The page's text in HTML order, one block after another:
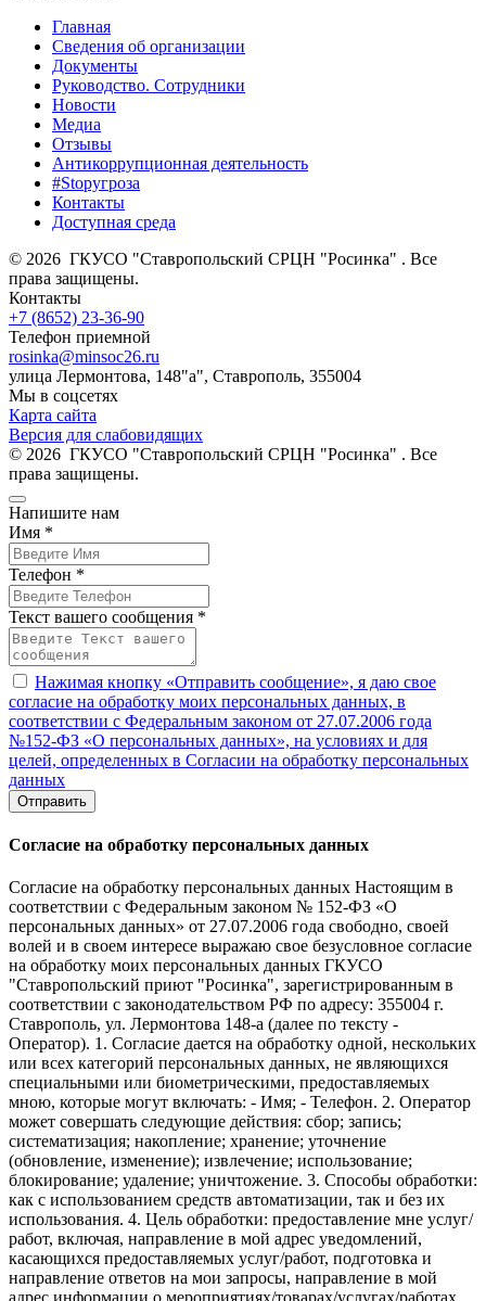
Главная
Сведения об организации
Документы
Руководство. Сотрудники
Новости
Медиа
Отзывы
Антикоррупционная деятельность
#Stopугроза
Контакты
Доступная среда
© 2026 ГКУСО "Ставропольский СРЦН "Росинка" . Все
права защищены.
Контакты
+7 (8652) 23-36-90
Телефон приемной
rosinka@minsoc26.ru
улица Лермонтова, 148"а", Ставрополь, 355004
Мы в соцсетях
Карта сайта
Версия для слабовидящих
© 2026 ГКУСО "Ставропольский СРЦН "Росинка" . Все
права защищены.
Напишите нам
Имя *
Телефон *
Текст вашего сообщения *
Нажимая кнопку «Отправить сообщение», я даю свое
согласие на обработку моих персональных данных, в
соответствии с Федеральным законом от 27.07.2006 года
№152-ФЗ «О персональных данных», на условиях и для
целей, определенных в Согласии на обработку персональных
данных
Отправить
Согласие на обработку персональных данных
Согласие на обработку персональных данных Настоящим в
соответствии с Федеральным законом № 152-ФЗ «О
персональных данных» от 27.07.2006 года свободно, своей
волей и в своем интересе выражаю свое безусловное согласие
на обработку моих персональных данных ГКУСО
"Ставропольский приют "Росинка", зарегистрированным в
соответствии с законодательством РФ по адресу: 355004 г.
Ставрополь, ул. Лермонтова 148-а (далее по тексту -
Оператор). 1. Согласие дается на обработку одной, нескольких
или всех категорий персональных данных, не являющихся
специальными или биометрическими, предоставляемых
мною, которые могут включать: - Имя; - Телефон. 2. Оператор
может совершать следующие действия: сбор; запись;
систематизация; накопление; хранение; уточнение
(обновление, изменение); извлечение; использование;
блокирование; удаление; уничтожение. 3. Способы обработки:
как с использованием средств автоматизации, так и без их
использования. 4. Цель обработки: предоставление мне услуг/
работ, включая, направление в мой адрес уведомлений,
касающихся предоставляемых услуг/работ, подготовка и
направление ответов на мои запросы, направление в мой